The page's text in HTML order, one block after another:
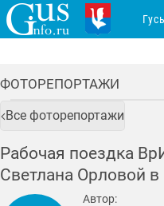
ФОТОРЕПОРТАЖИ
Все фоторепортажи
Рабочая поездка
Светлана Орловой в
Автор: